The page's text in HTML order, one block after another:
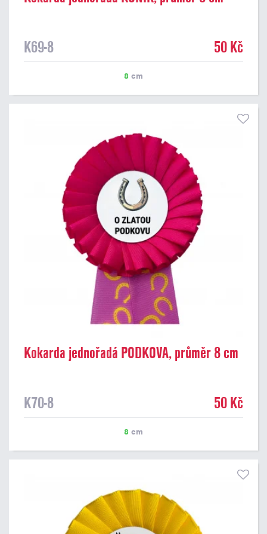
K69-8 50 Kč
8 cm
Kokarda jednořadá PODKOVA, průměr 8 cm
K70-8 50 Kč
8 cm